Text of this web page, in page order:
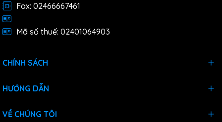
Fax: 02466667461
Mã số thuế: 02401064903
CHÍNH SÁCH
HƯỚNG DẪN
VỀ CHÚNG TÔI